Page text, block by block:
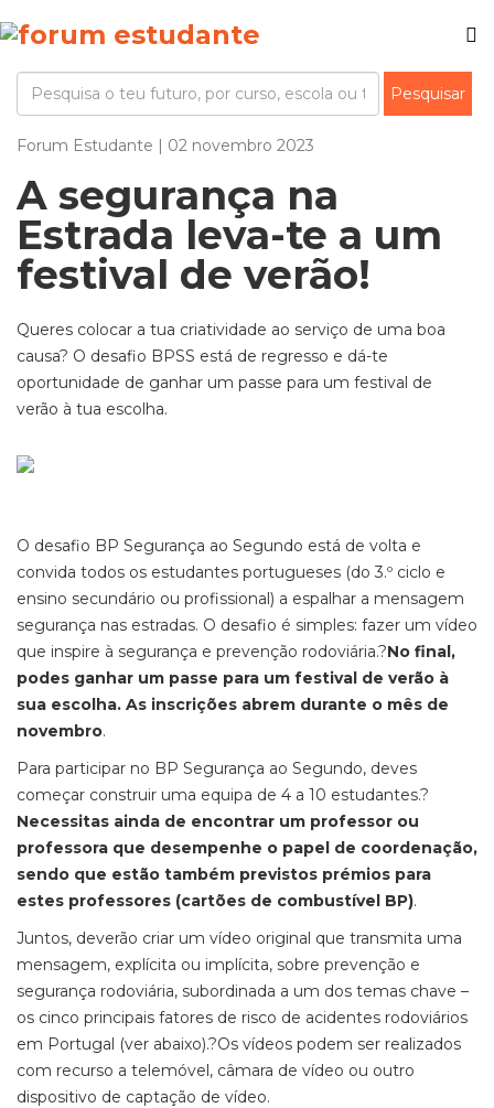
Forum Estudante | 02 novembro 2023
A segurança na
Estrada leva-te a um
festival de verão!
Queres colocar a tua criatividade ao serviço de uma boa
causa? O desafio BPSS está de regresso e dá-te
oportunidade de ganhar um passe para um festival de
verão à tua escolha.
O desafio BP Segurança ao Segundo está de volta e
convida todos os estudantes portugueses (do 3.º ciclo e
ensino secundário ou profissional) a espalhar a mensagem
segurança nas estradas. O desafio é simples: fazer um vídeo
que inspire à segurança e prevenção rodoviária.?No final,
podes ganhar um passe para um festival de verão à
sua escolha. As inscrições abrem durante o mês de
novembro.
Para participar no BP Segurança ao Segundo, deves
começar construir uma equipa de 4 a 10 estudantes.?
Necessitas ainda de encontrar um professor ou
professora que desempenhe o papel de coordenação,
sendo que estão também previstos prémios para
estes professores (cartões de combustível BP).
Juntos, deverão criar um vídeo original que transmita uma
mensagem, explícita ou implícita, sobre prevenção e
segurança rodoviária, subordinada a um dos temas chave –
os cinco principais fatores de risco de acidentes rodoviários
em Portugal (ver abaixo).?Os vídeos podem ser realizados
com recurso a telemóvel, câmara de vídeo ou outro
dispositivo de captação de vídeo.